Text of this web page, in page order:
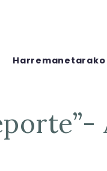
Harremanetarako